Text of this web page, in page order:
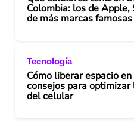
Colombia: los de Apple,
de más marcas famosas
Tecnología
Cómo liberar espacio
consejos para optimizar
del celular